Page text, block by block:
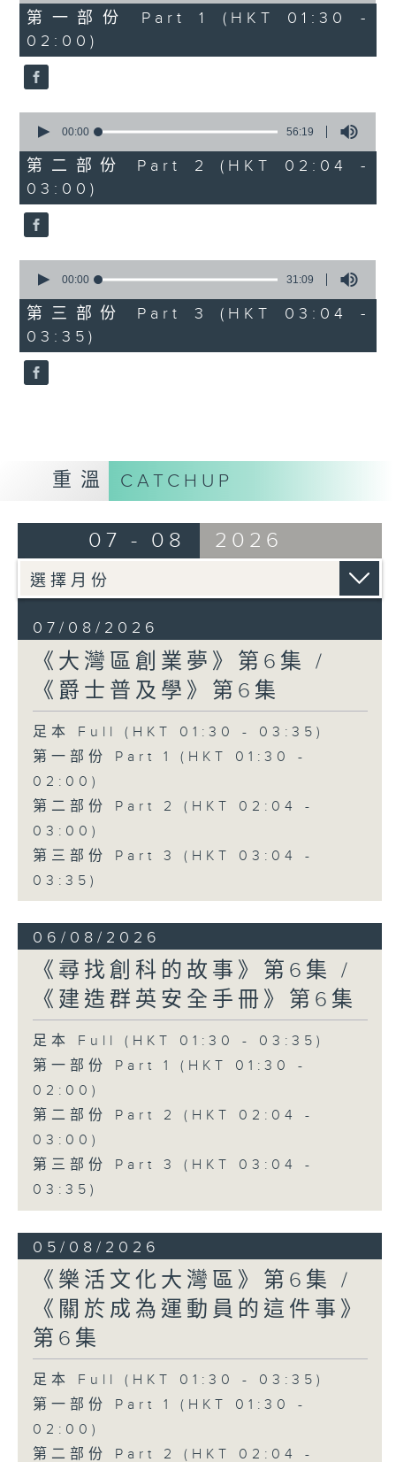
30
minutes,
10
seconds
第一部份 Part 1 (HKT 01:30 -
02:00)
seconds
56
minutes,
19
seconds
00:00 56:19
第二部份 Part 2 (HKT 02:04 -
03:00)
seconds
31
minutes,
9
seconds
00:00 31:09
第三部份 Part 3 (HKT 03:04 -
03:35)
重溫 CATCHUP
07 - 08 2026
07/08/2026
《大灣區創業夢》第6集 /
《爵士普及學》第6集
足本 Full (HKT 01:30 - 03:35)
第一部份 Part 1 (HKT 01:30 -
02:00)
第二部份 Part 2 (HKT 02:04 -
03:00)
第三部份 Part 3 (HKT 03:04 -
03:35)
06/08/2026
《尋找創科的故事》第6集 /
《建造群英安全手冊》第6集
足本 Full (HKT 01:30 - 03:35)
第一部份 Part 1 (HKT 01:30 -
02:00)
第二部份 Part 2 (HKT 02:04 -
03:00)
第三部份 Part 3 (HKT 03:04 -
03:35)
05/08/2026
《樂活文化大灣區》第6集 /
《關於成為運動員的這件事》
第6集
足本 Full (HKT 01:30 - 03:35)
第一部份 Part 1 (HKT 01:30 -
02:00)
第二部份 Part 2 (HKT 02:04 -